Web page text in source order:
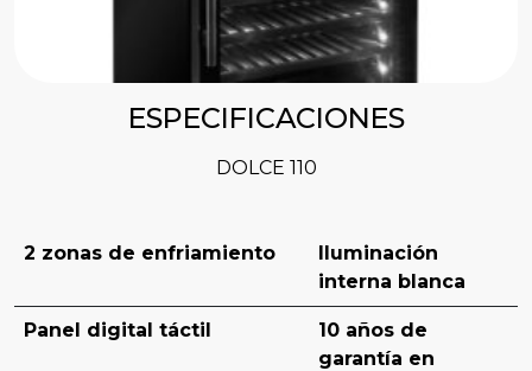
ESPECIFICACIONES
DOLCE 110
2 zonas de enfriamiento
Iluminación
interna blanca
Panel digital táctil
10 años de
garantía en